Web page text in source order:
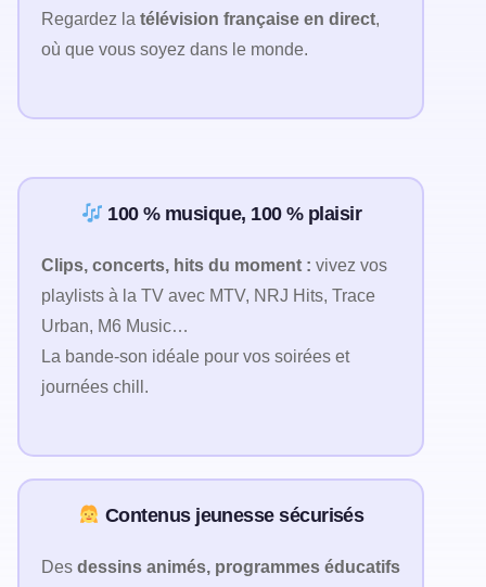
Regardez la télévision française en direct,
où que vous soyez dans le monde.
100 % musique, 100 % plaisir
Clips, concerts, hits du moment : vivez vos
playlists à la TV avec MTV, NRJ Hits, Trace
Urban, M6 Music…
La bande-son idéale pour vos soirées et
journées chill.
Contenus jeunesse sécurisés
Des dessins animés, programmes éducatifs